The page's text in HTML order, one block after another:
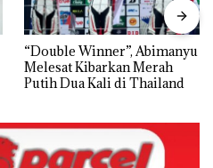
“Double Winner”, Abimanyu
Melesat Kibarkan Merah
Putih Dua Kali di Thailand